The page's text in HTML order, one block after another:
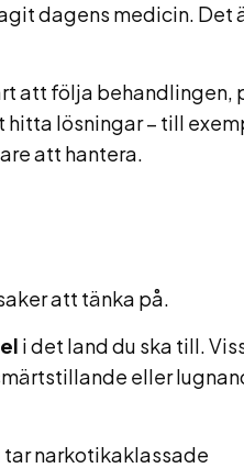
dagens medicin. Det
att följa behandlingen,
lösningar – till
att hantera.
att tänka på.
i det land du ska till.
eller
narkotikaklassade